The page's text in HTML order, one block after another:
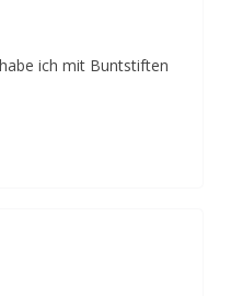
ich mit Buntstiften